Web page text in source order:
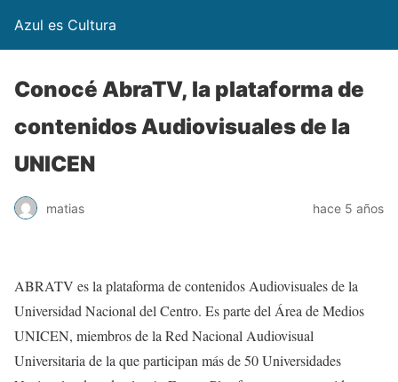
Azul es Cultura
Conocé AbraTV, la plataforma de
contenidos Audiovisuales de la
UNICEN
matias hace 5 años
ABRATV es la plataforma de contenidos Audiovisuales de la
Universidad Nacional del Centro. Es parte del Área de Medios
UNICEN, miembros de la Red Nacional Audiovisual
Universitaria de la que participan más de 50 Universidades